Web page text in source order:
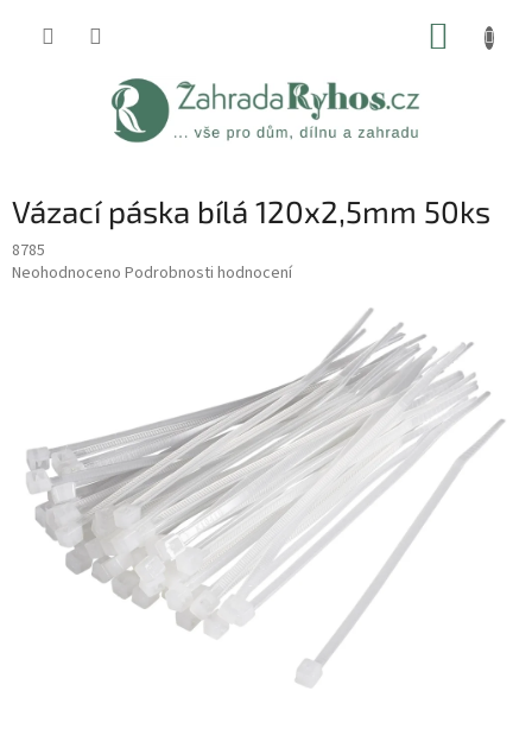
Vázací páska bílá 120x2,5mm 50ks
8785
Průměrné
Neohodnoceno Podrobnosti hodnocení